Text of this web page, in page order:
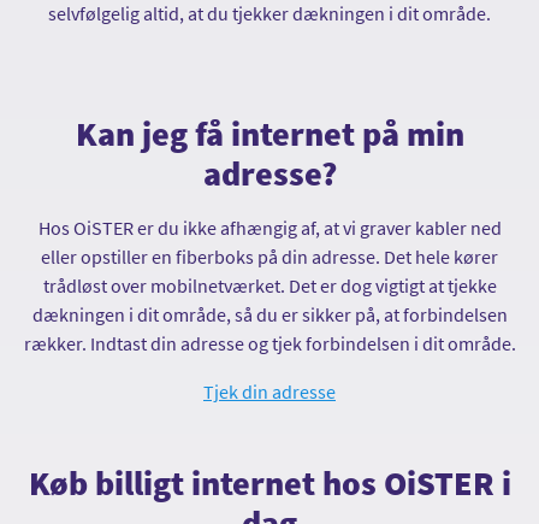
selvfølgelig altid, at du tjekker dækningen i dit område.
Kan jeg få internet på min
adresse?
Hos OiSTER er du ikke afhængig af, at vi graver kabler ned
eller opstiller en fiberboks på din adresse. Det hele kører
trådløst over mobilnetværket. Det er dog vigtigt at tjekke
dækningen i dit område, så du er sikker på, at forbindelsen
rækker. Indtast din adresse og tjek forbindelsen i dit område.
Tjek din adresse
Køb billigt internet hos OiSTER i